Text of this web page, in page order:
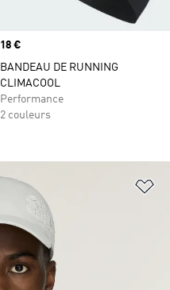
Prix
18 €
BANDEAU DE RUNNING
CLIMACOOL
Performance
2 couleurs